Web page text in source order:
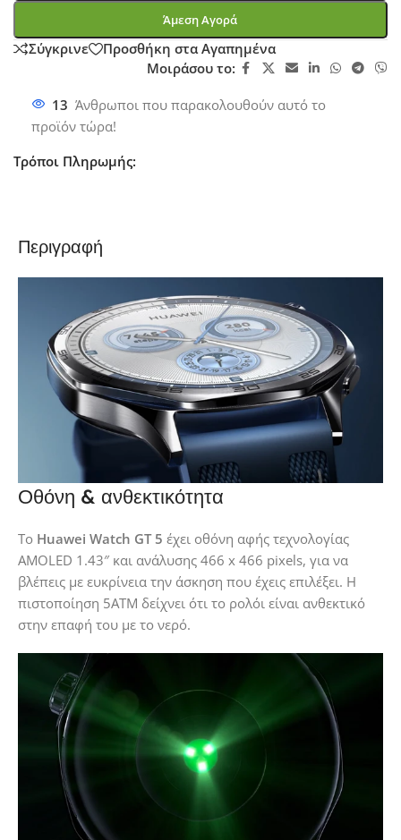
Άμεση Αγορά
Σύγκρινε
Προσθήκη στα Αγαπημένα
Μοιράσου το:
13 Άνθρωποι που παρακολουθούν αυτό το
προϊόν τώρα!
Τρόποι Πληρωμής:
Περιγραφή
Οθόνη & ανθεκτικότητα
Το Huawei Watch GT 5 έχει οθόνη αφής τεχνολογίας
AMOLED 1.43″ και ανάλυσης 466 x 466 pixels, για να
βλέπεις με ευκρίνεια την άσκηση που έχεις επιλέξει. Η
πιστοποίηση 5ΑΤΜ δείχνει ότι το ρολόι είναι ανθεκτικό
στην επαφή του με το νερό.